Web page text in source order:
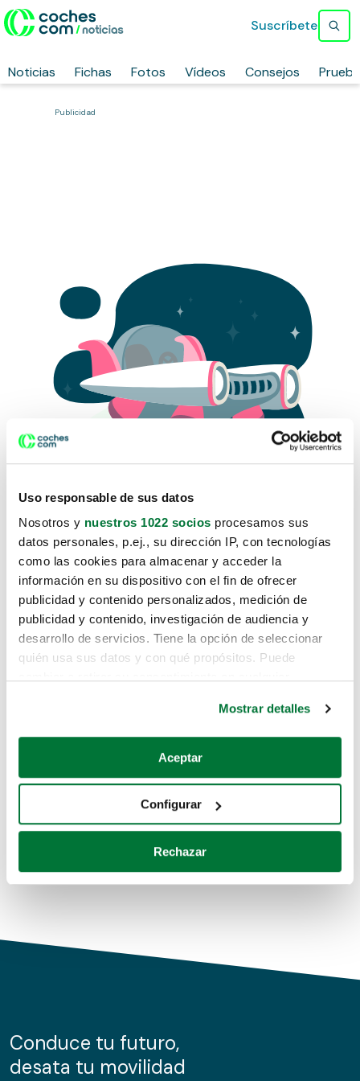
Uso responsable de sus datos
Nosotros y nuestros 1022 socios procesamos sus
datos personales, p.ej., su dirección IP, con tecnologías
como las cookies para almacenar y acceder la
información en su dispositivo con el fin de ofrecer
publicidad y contenido personalizados, medición de
publicidad y contenido, investigación de audiencia y
desarrollo de servicios. Tiene la opción de seleccionar
quién usa sus datos y con qué propósitos. Puede
Si lo permite, también quisiéramos:
Recopilar información sobre su ubicación geográfica
Identificar su dispositivo analizándolo activamente
para buscar características específicas (huellas
Obtenga más información sobre cómo se procesan sus
de cookies.
información sobre el uso que haga del sitio web con
nuestros partners de redes sociales, publicidad y análisis
Mostrar detalles
Aceptar
Configurar
Rechazar
Noticias Fichas Fotos Vídeos Consejos
Suscríbete
Publicidad
Lo sentimos, no sabemos como
te hemos traido hasta aquí.
Pero puedes encontrar el coche que estás
buscando en alguno de estos enlaces:
Coches de segunda mano
Coches de km0
Conduce tu futuro,
desata tu movilidad